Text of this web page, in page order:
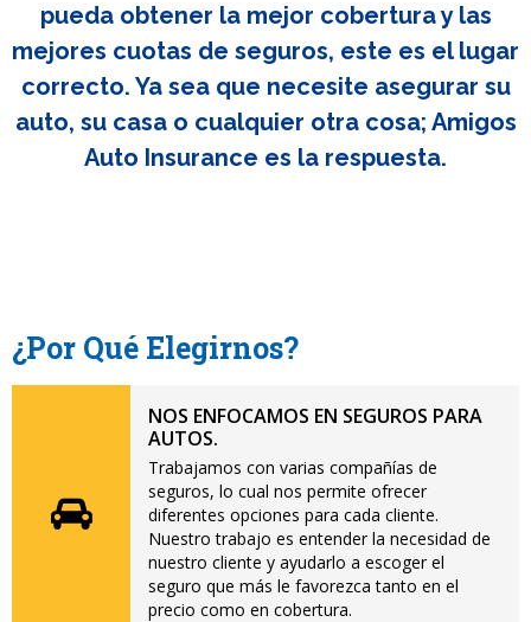
pueda obtener la mejor cobertura y las
mejores cuotas de seguros, este es el lugar
correcto. Ya sea que necesite asegurar su
auto, su casa o cualquier otra cosa; Amigos
Auto Insurance es la respuesta.
¿Por Qué Elegirnos?
NOS ENFOCAMOS EN SEGUROS PARA
AUTOS.
Trabajamos con varias compañías de
seguros, lo cual nos permite ofrecer
diferentes opciones para cada cliente.
Nuestro trabajo es entender la necesidad de
nuestro cliente y ayudarlo a escoger el
seguro que más le favorezca tanto en el
precio como en cobertura.